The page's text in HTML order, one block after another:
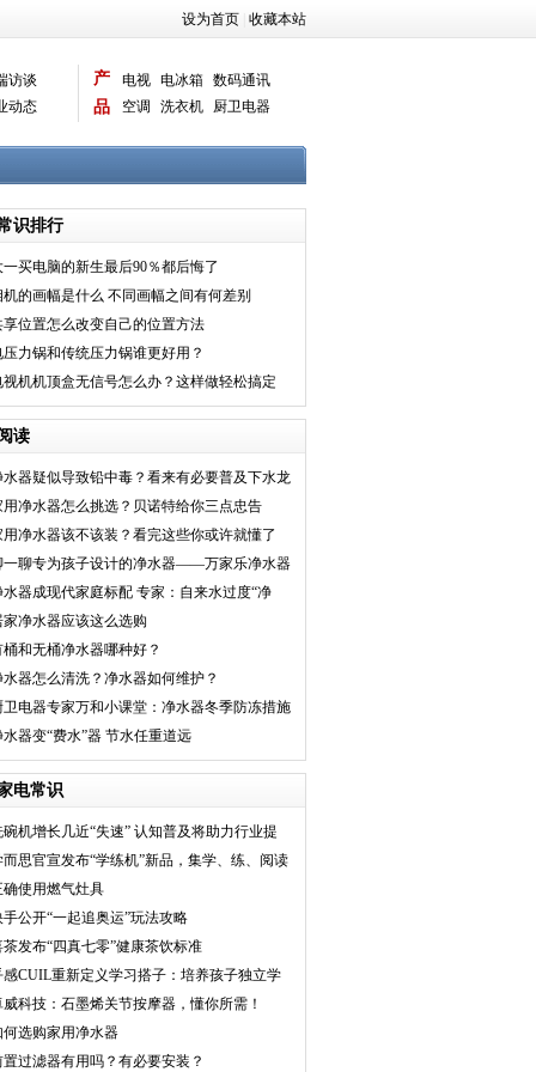
设为首页 收藏本站
访谈
动态
产
品
电视 电冰箱 数码通讯
空调
洗衣机
厨卫电器
识排行
一买电脑的新生最后90％都后悔了
机的画幅是什么 不同画幅之间有何差别
享位置怎么改变自己的位置方法
压力锅和传统压力锅谁更好用？
视机机顶盒无信号怎么办？这样做轻松搞定
读
水器疑似导致铅中毒？看来有必要普及下水龙
的知识了
用净水器怎么挑选？贝诺特给你三点忠告
用净水器该不该装？看完这些你或许就懂了
一聊专为孩子设计的净水器——万家乐净水器
水器成现代家庭标配 专家：自来水过度“净
”对宝宝成长
家净水器应该这么选购
桶和无桶净水器哪种好？
水器怎么清洗？净水器如何维护？
卫电器专家万和小课堂：净水器冬季防冻措施
都学会了吗？
水器变“费水”器 节水任重道远
电常识
碗机增长几近“失速” 认知普及将助力行业提
而思官宣发布“学练机”新品，集学、练、阅读
确使用燃气灶具
手公开“一起追奥运”玩法攻略
茶发布“四真七零”健康茶饮标准
感CUIL重新定义学习搭子：培养孩子独立学
新利
威科技：石墨烯关节按摩器，懂你所需！
何选购家用净水器
置过滤器有用吗？有必要安装？